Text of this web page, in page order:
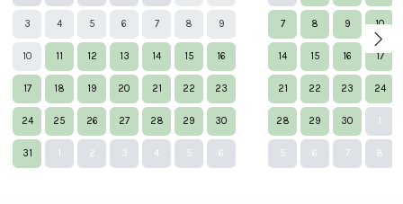
3 4 5 6 7 8 9
10 11 12 13 14 15 16
17 18 19 20 21 22 23
24 25 26 27 28 29 30
31 2 3 4 5 6
7 8 9 10
14 15 16 17
21 22 23 24
28 29 30
5 6 7 8